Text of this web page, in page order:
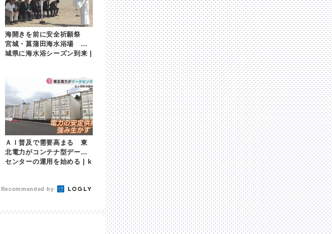
海開きを前に安全祈願祭
宮城・菖蒲田海水浴場 宮
城県に海水浴シーズン到来 |
ＡＩ普及で需要高まる 東
北電力がコンテナ型データ
センターの運用を始める | k
Recommended by